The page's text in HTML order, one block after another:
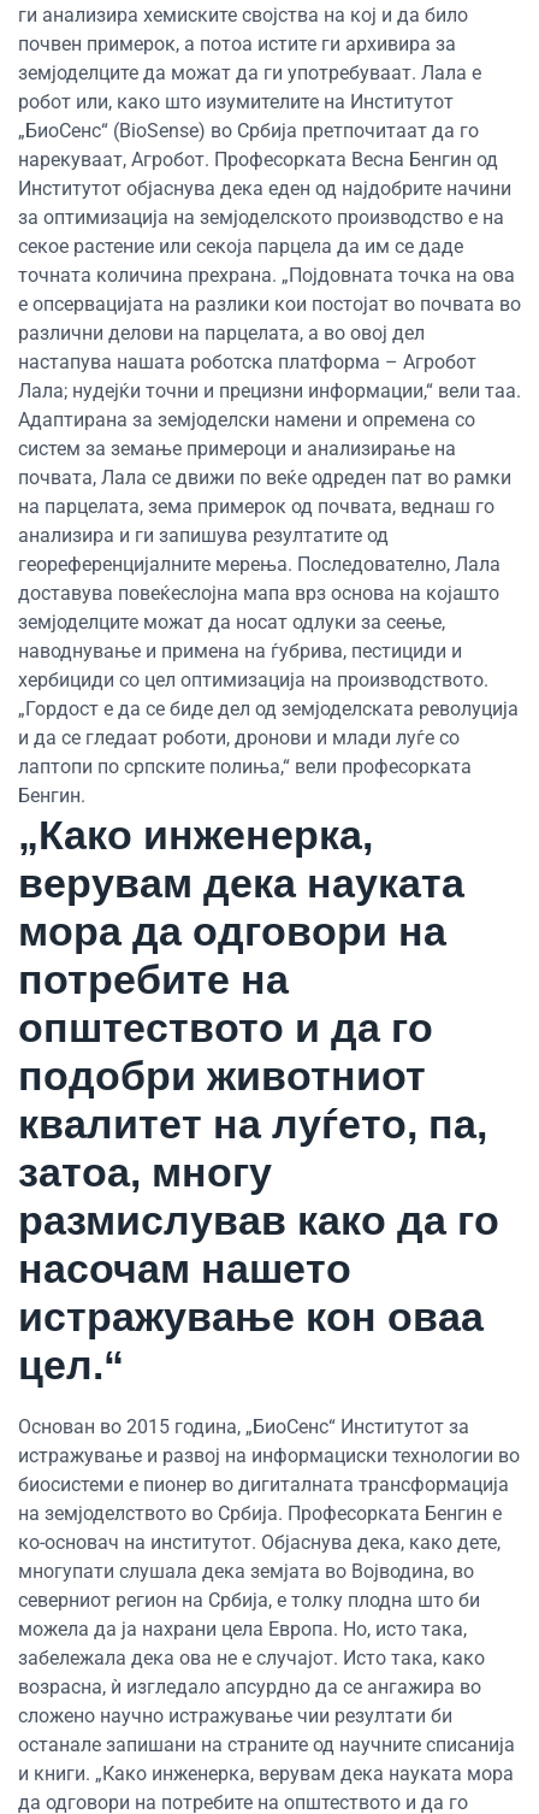
ги анализира хемиските својства на кој и да било
почвен примерок, а потоа истите ги архивира за
земјоделците да можат да ги употребуваат. Лала е
робот или, како што изумителите на Институтот
„БиоСенс“ (BioSense) во Србија претпочитаат да го
нарекуваат, Агробот. Професорката Весна Бенгин од
Институтот објаснува дека еден од најдобрите начини
за оптимизација на земјоделското производство е на
секое растение или секоја парцела да им се даде
точната количина прехрана. „Појдовната точка на ова
е опсервацијата на разлики кои постојат во почвата во
различни делови на парцелата, а во овој дел
настапува нашата роботска платформа – Агробот
Лала; нудејќи точни и прецизни информации,“ вели таа.
Адаптирана за земјоделски намени и опремена со
систем за земање примероци и анализирање на
почвата, Лала се движи по веќе одреден пат во рамки
на парцелата, зема примерок од почвата, веднаш го
анализира и ги запишува резултатите од
геореференцијалните мерења. Последователно, Лала
доставува повеќеслојна мапа врз основа на којашто
земјоделците можат да носат одлуки за сеење,
наводнување и примена на ѓубрива, пестициди и
хербициди со цел оптимизација на производството.
„Гордост е да се биде дел од земјоделската револуција
и да се гледаат роботи, дронови и млади луѓе со
лаптопи по српските полиња,“ вели професорката
Бенгин.
„Како инженерка,
верувам дека науката
мора да одговори на
потребите на
општеството и да го
подобри животниот
квалитет на луѓето, па,
затоа, многу
размислував како да го
насочам нашето
истражување кон оваа
цел.“
Основан во 2015 година, „БиоСенс“ Институтот за
истражување и развој на информациски технологии во
биосистеми е пионер во дигиталната трансформација
на земјоделството во Србија. Професорката Бенгин е
ко-основач на институтот. Објаснува дека, како дете,
многупати слушала дека земјата во Војводина, во
северниот регион на Србија, е толку плодна што би
можела да ја нахрани цела Европа. Но, исто така,
забележала дека ова не е случајот. Исто така, како
возрасна, ѝ изгледало апсурдно да се ангажира во
сложено научно истражување чии резултати би
останале запишани на страните од научните списанија
и книги. „Како инженерка, верувам дека науката мора
да одговори на потребите на општеството и да го